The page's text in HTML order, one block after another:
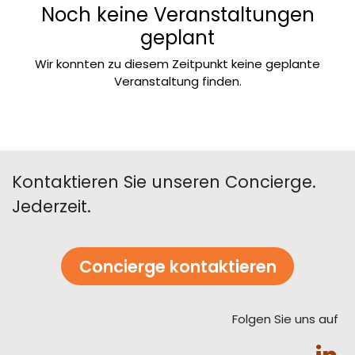
Noch keine Veranstaltungen
geplant
Wir konnten zu diesem Zeitpunkt keine geplante
Veranstaltung finden.
Kontaktieren Sie unseren Concierge.
Jederzeit.
Concierge kontaktieren​​​​
Folgen Sie uns auf